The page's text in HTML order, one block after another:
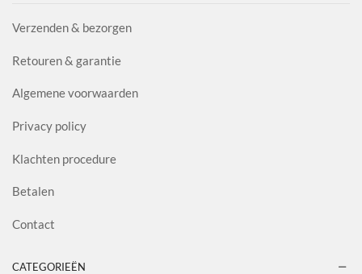
Verzenden & bezorgen
Retouren & garantie
Algemene voorwaarden
Privacy policy
Klachten procedure
Betalen
Contact
CATEGORIEËN